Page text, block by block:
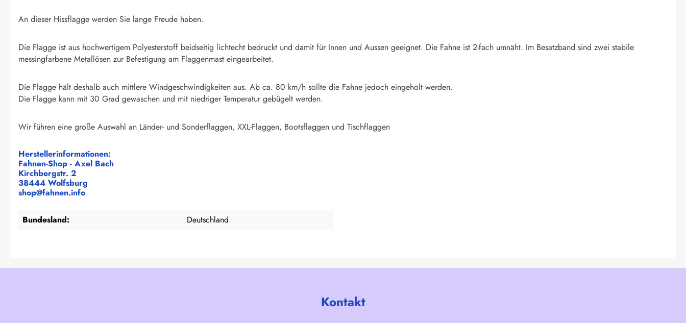
An dieser Hissflagge werden Sie lange Freude haben.
Die Flagge ist aus hochwertigem Polyesterstoff beidseitig lichtecht bedruckt und damit für Innen und Aussen geeignet. Die Fahne ist 2-fach umnäht. Im Besatzband sind zwei stabile
messingfarbene Metallösen zur Befestigung am Flaggenmast eingearbeitet.
Die Flagge hält deshalb auch mittlere Windgeschwindigkeiten aus. Ab ca. 80 km/h sollte die Fahne jedoch eingeholt werden.
Die Flagge kann mit 30 Grad gewaschen und mit niedriger Temperatur gebügelt werden.
Wir führen eine große Auswahl an Länder- und Sonderflaggen, XXL-Flaggen, Bootsflaggen und Tischflaggen
Herstellerinformationen:
Fahnen-Shop - Axel Bach
Kirchbergstr. 2
38444 Wolfsburg
shop@fahnen.info
Bundesland: Deutschland
Kontakt